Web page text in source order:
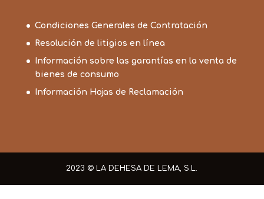
Condiciones Generales de Contratación
Resolución de litigios en línea
Información sobre las garantías en la venta de
bienes de consumo
Información Hojas de Reclamación
2023 © LA DEHESA DE LEMA, S.L.